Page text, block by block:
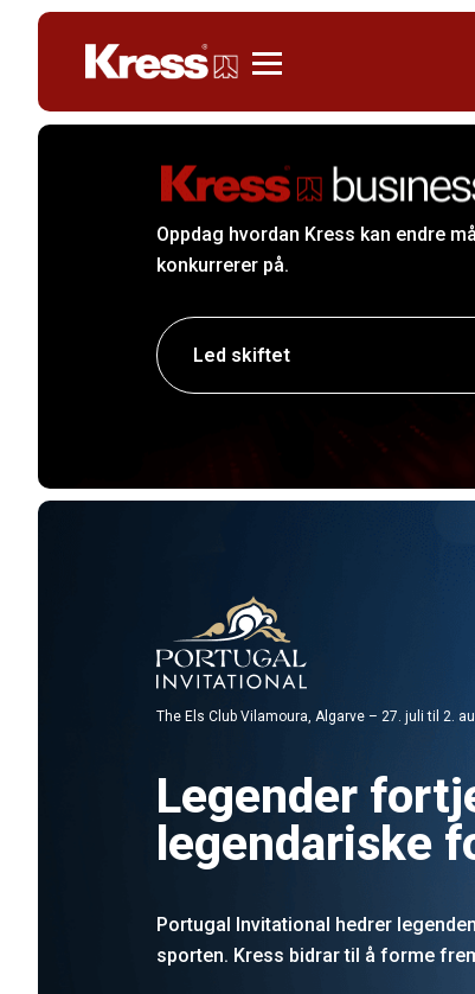
Oppdag hvordan Kress kan endre
konkurrerer på.
Led skiftet
The Els Club Vilamoura, Algarve – 27. juli til 2.
Legender
legendariske
Portugal Invitational hedrer
sporten. Kress bidrar til å forme